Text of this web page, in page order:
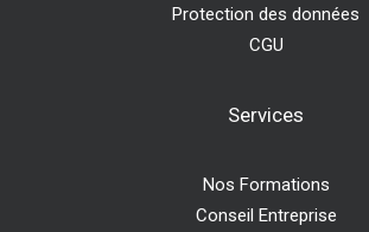
Protection des données
CGU
Services
Nos Formations
Conseil Entreprise